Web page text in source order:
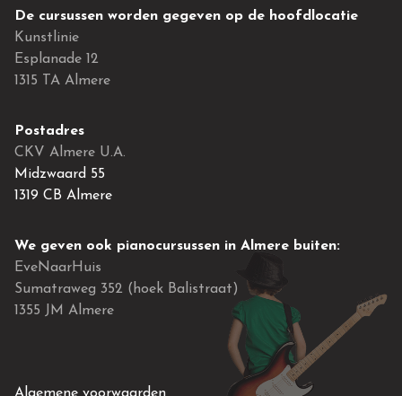
De cursussen worden gegeven op de hoofdlocatie
Kunstlinie
Esplanade 12
1315 TA Almere
Postadres
CKV Almere U.A.
Midzwaard 55
1319 CB Almere
We geven ook pianocursussen in Almere buiten:
EveNaarHuis
Sumatraweg 352 (hoek Balistraat)
1355 JM Almere